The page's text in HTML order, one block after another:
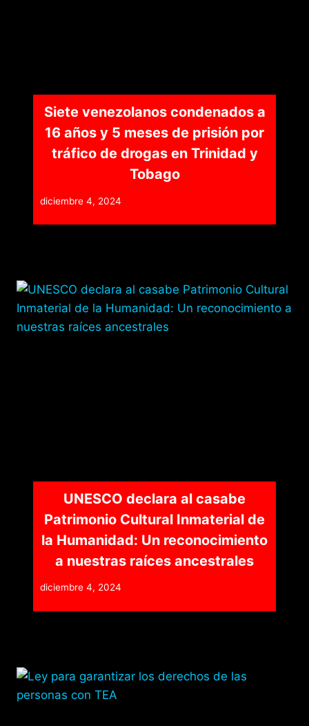
Siete venezolanos condenados a
16 años y 5 meses de prisión por
tráfico de drogas en Trinidad y
Tobago
diciembre 4, 2024
UNESCO declara al casabe
Patrimonio Cultural Inmaterial de
la Humanidad: Un reconocimiento
a nuestras raíces ancestrales
diciembre 4, 2024